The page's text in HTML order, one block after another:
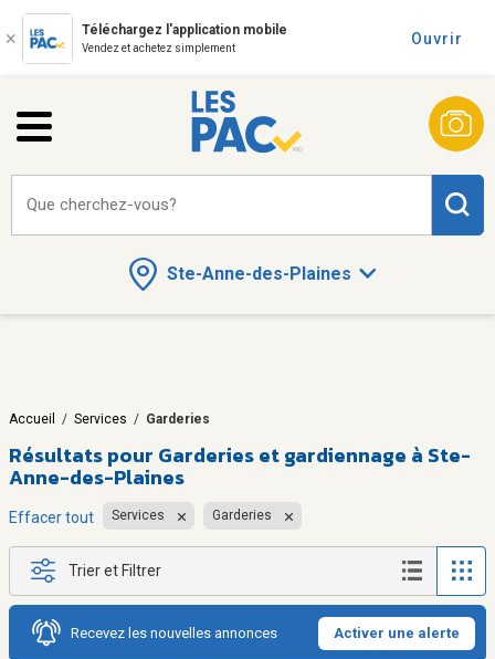
Téléchargez l'application mobile
Vendez et achetez simplement
Ouvrir
Ste-Anne-des-Plaines
Que cherchez-vous?
Accueil / Services / Garderies
Résultats pour Garderies et gardiennage à Ste-
Anne-des-Plaines
Effacer tout Services Garderies
Trier et Filtrer
Recevez les nouvelles annonces Activer une alerte